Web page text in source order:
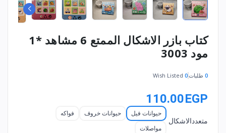
كتاب بازر الاشكال الممتع 6 مشاهد *1
مود 3003
0 طلبات0
110.00EGP
متعددالاشكال
حيوانات فيل حيوانات خروف
فواكه
مواصلات